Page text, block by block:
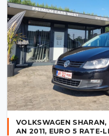
VOLKSWAGEN
AN 2011, EURO 5 RATE-